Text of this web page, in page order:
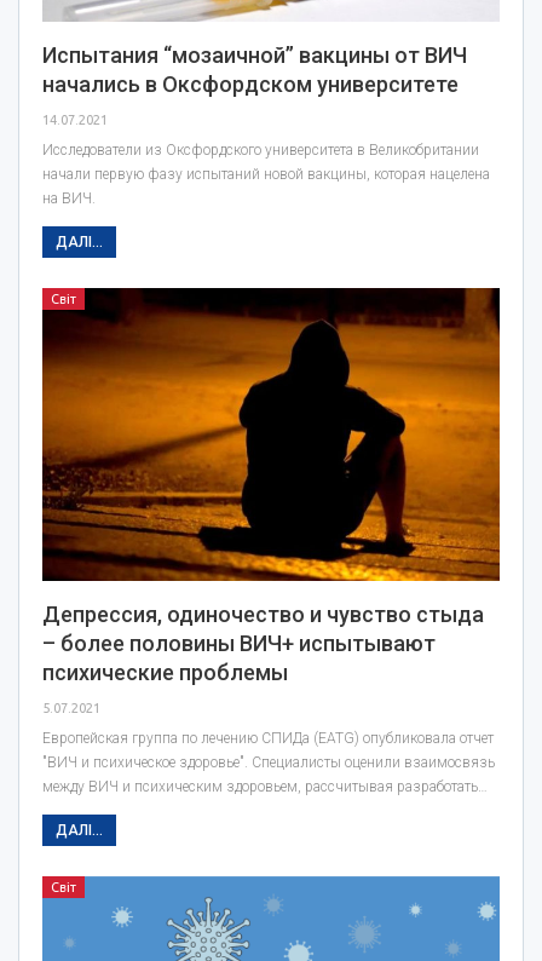
Испытания “мозаичной” вакцины от ВИЧ
начались в Оксфордском университете
14.07.2021
Исследователи из Оксфордского университета в Великобритании
начали первую фазу испытаний новой вакцины, которая нацелена
на ВИЧ.
ДАЛІ...
Світ
Депрессия, одиночество и чувство стыда
– более половины ВИЧ+ испытывают
психические проблемы
5.07.2021
Европейская группа по лечению СПИДа (EATG) опубликовала отчет
"ВИЧ и психическое здоровье". Специалисты оценили взаимосвязь
между ВИЧ и психическим здоровьем, рассчитывая разработать…
ДАЛІ...
Світ